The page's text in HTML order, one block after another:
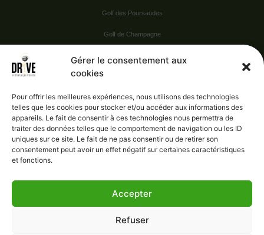
Gérer le consentement aux
cookies
Pour offrir les meilleures expériences, nous utilisons des technologies
telles que les cookies pour stocker et/ou accéder aux informations des
appareils. Le fait de consentir à ces technologies nous permettra de
traiter des données telles que le comportement de navigation ou les ID
uniques sur ce site. Le fait de ne pas consentir ou de retirer son
consentement peut avoir un effet négatif sur certaines caractéristiques
et fonctions.
Accepter
Refuser
Golf des Poursaudes
Golf de Champagne
Vie pratique
Nous contacter
Administration